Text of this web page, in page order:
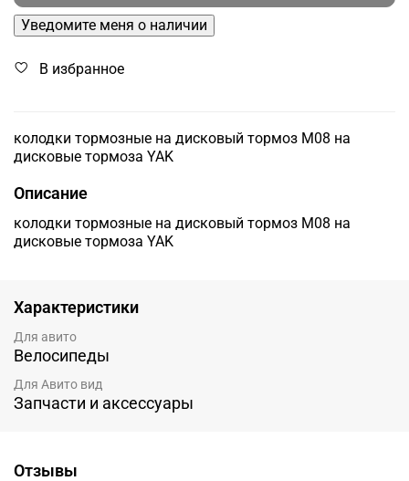
Уведомите меня о наличии
В избранное
колодки тормозные на дисковый тормоз M08 на
дисковые тормоза YAK
Описание
колодки тормозные на дисковый тормоз M08 на
дисковые тормоза YAK
Характеристики
Для авито
Велосипеды
Для Авито вид
Запчасти и аксессуары
Отзывы